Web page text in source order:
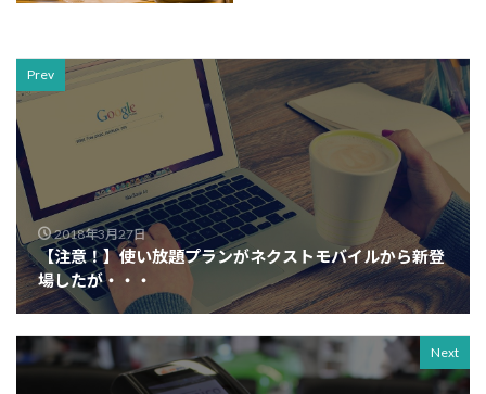
Prev
2018年3月27日
【注意！】使い放題プランがネクストモバイルから新登
場したが・・・
Next